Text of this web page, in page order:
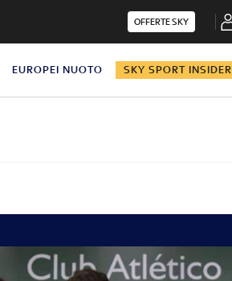
OFFERTE SKY
EUROPEI NUOTO SKY SPORT INSIDER